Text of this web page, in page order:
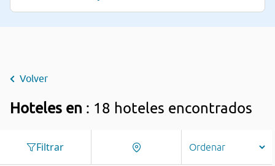
Volver
Hoteles en : 18 hoteles encontrados
Filtrar